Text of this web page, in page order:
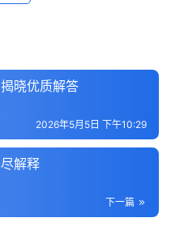
晓优质解答
2026年5月5日 下午10:29
解释
下一篇